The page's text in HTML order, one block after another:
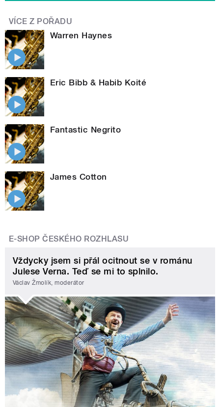
VÍCE Z POŘADU
Warren Haynes
Eric Bibb & Habib Koité
Fantastic Negrito
James Cotton
E-SHOP ČESKÉHO ROZHLASU
Vždycky jsem si přál ocitnout se v románu
Julese Verna. Teď se mi to splnilo.
Václav Žmolík, moderátor